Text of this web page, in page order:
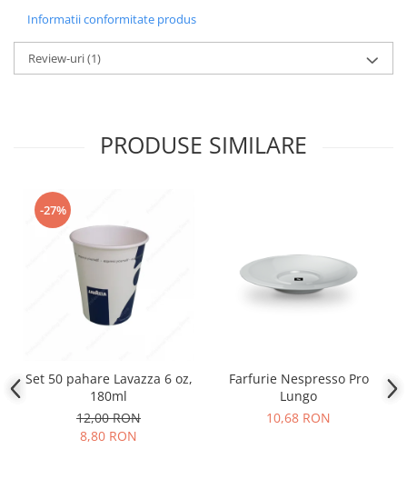
Informatii conformitate produs
Review-uri(1)
PRODUSE SIMILARE
-27%
Set 50 pahare Lavazza 6 oz,
180ml
12,00 RON
8,80 RON
Farfurie Nespresso Pro
Lungo
10,68 RON